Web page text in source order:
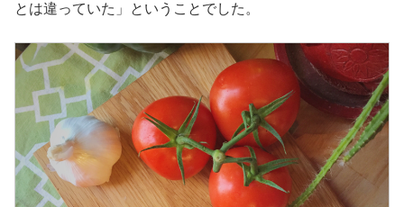
とは違っていた」ということでした。